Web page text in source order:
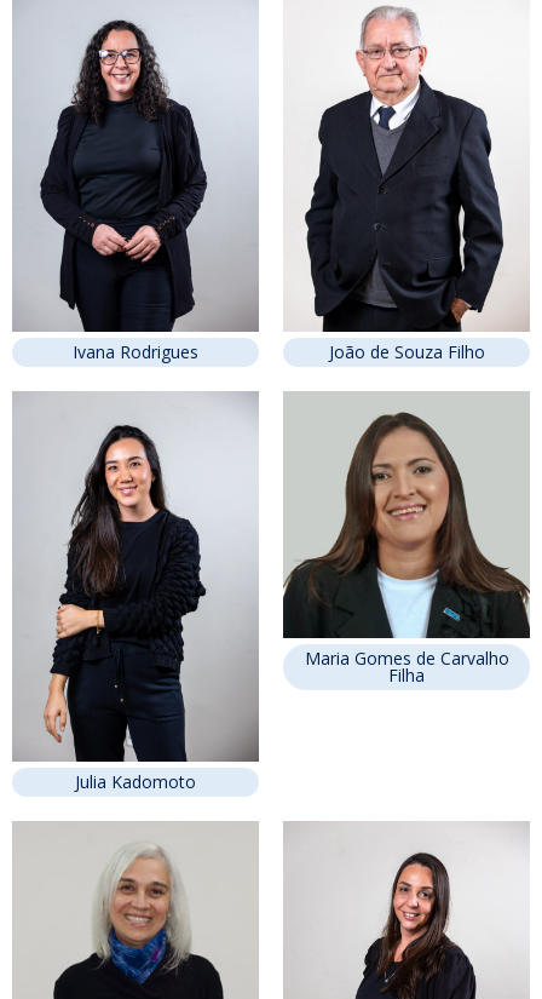
Ivana Rodrigues João de Souza Filho
Julia Kadomoto
Maria Gomes de Carvalho
Filha